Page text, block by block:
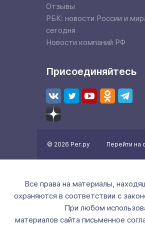
Отзывы
РБК: новости России и
сегодня
Новости компаний РФ
Присоединяйтесь
© 2026 Рег.ру Перейти на
Все права на материалы,
охраняются в соответствии с
При любом
материалов сайта письменное